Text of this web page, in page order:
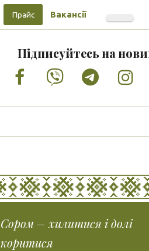
Прайс Вакансії
Підписуйтесь на
Facebook
Vimeo
Сором – хилитися і долі
коритися